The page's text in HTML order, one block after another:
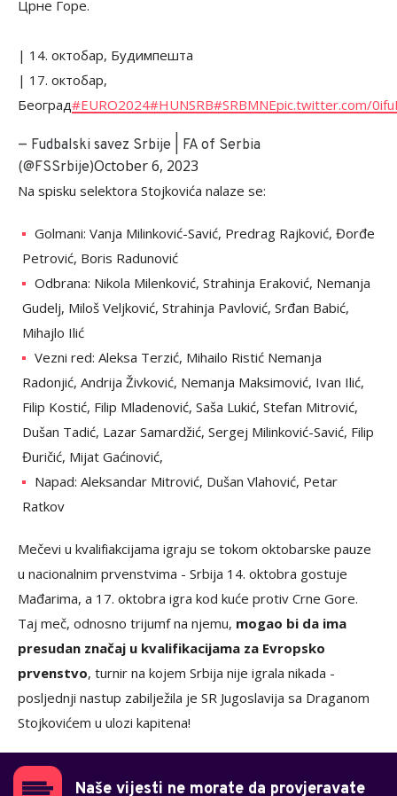
Црне Горе.
| 14. октобар, Будимпешта
| 17. октобар,
Београд#EURO2024#HUNSRB#SRBMNEpic.twitter.com/
— Fudbalski savez Srbije | FA of Serbia
(@FSSrbije)October 6, 2023
Na spisku selektora Stojkovića nalaze se:
Golmani: Vanja Milinković-Savić, Predrag Rajković, Đorđe
Petrović, Boris Radunović
Odbrana: Nikola Milenković, Strahinja Eraković, Nemanja
Gudelj, Miloš Veljković, Strahinja Pavlović, Srđan Babić,
Mihajlo Ilić
Vezni red: Aleksa Terzić, Mihailo Ristić Nemanja
Radonjić, Andrija Živković, Nemanja Maksimović, Ivan Ilić,
Filip Kostić, Filip Mladenović, Saša Lukić, Stefan Mitrović,
Dušan Tadić, Lazar Samardžić, Sergej Milinković-Savić, Filip
Đuričić, Mijat Gaćinović,
Napad: Aleksandar Mitrović, Dušan Vlahović, Petar
Ratkov
Mečevi u kvalifiakcijama igraju se tokom oktobarske pauze
u nacionalnim prvenstvima - Srbija 14. oktobra gostuje
Mađarima, a 17. oktobra igra kod kuće protiv Crne Gore.
Taj meč, odnosno trijumf na njemu, mogao bi da ima
presudan značaj u kvalifikacijama za Evropsko
prvenstvo, turnir na kojem Srbija nije igrala nikada -
posljednji nastup zabilježila je SR Jugoslavija sa Draganom
Stojkovićem u ulozi kapitena!
Naše vijesti ne morate da provjeravate